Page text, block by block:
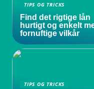
TIPS OG TRICKS
Find det rigtige lån
hurtigt og enkelt
fornuftige vilkår
TIPS OG TRICKS